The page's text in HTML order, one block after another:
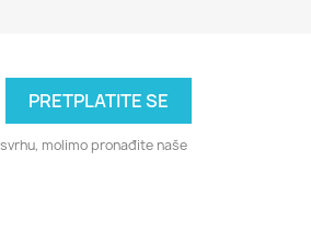
molimo pronađite naše